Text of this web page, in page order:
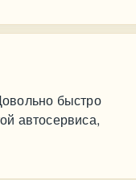
быстро
автосервиса,